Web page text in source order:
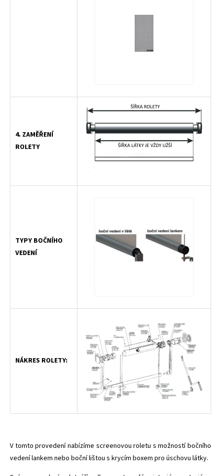
4. ZAMĚŘENÍ
ROLETY
TYPY BOČNÍHO
VEDENÍ
NÁKRES ROLETY:
V tomto provedení nabízíme screenovou roletu s možností bočního
vedení lankem nebo boční lištou s krycím boxem pro úschovu látky.